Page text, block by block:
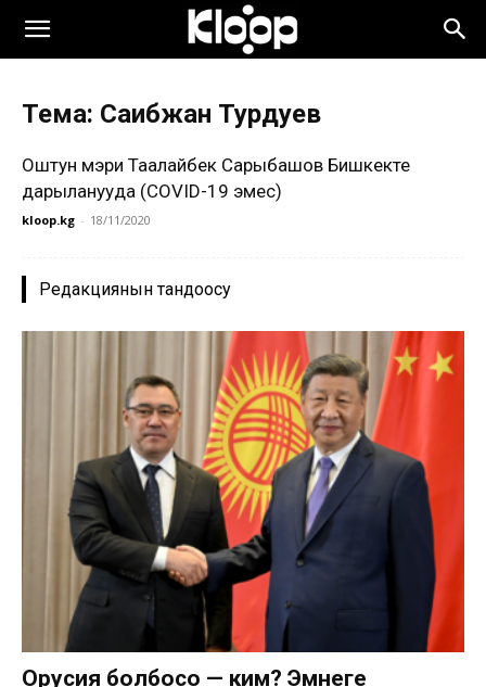
Тема: Саибжан Турдуев
Оштун мэри Таалайбек Сарыбашов Бишкекте
дарыланууда (COVID-19 эмес)
kloop.kg - 18/11/2020
Редакциянын тандоосу
Орусия болбосо — ким? Эмнеге